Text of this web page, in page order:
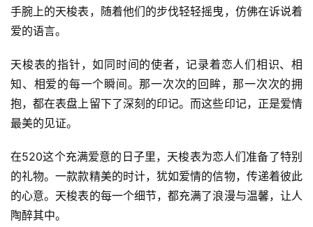
手腕上的天梭表，随着他们的步伐轻轻摇曳，仿佛在诉说着
爱的语言。
天梭表的指针，如同时间的使者，记录着恋人们相识、相
知、相爱的每一个瞬间。那一次次的回眸，那一次次的拥
抱，都在表盘上留下了深刻的印记。而这些印记，正是爱情
最美的见证。
在520这个充满爱意的日子里，天梭表为恋人们准备了特别
的礼物。一款款精美的时计，犹如爱情的信物，传递着彼此
的心意。天梭表的每一个细节，都充满了浪漫与温馨，让人
陶醉其中。